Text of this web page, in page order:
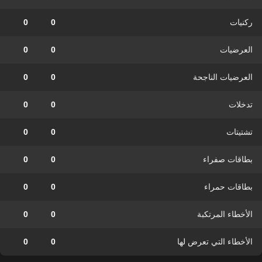
ركنيات 0
0
العرضيات 0
0
العرضيات الناجحة 0
0
تدخلات 0
0
تشتيتات 0
0
بطاقات صفراء 0
0
بطاقات حمراء 0
0
الأخطاء المرتكبة 0
0
الأخطاء التي تعرض لها 0
0